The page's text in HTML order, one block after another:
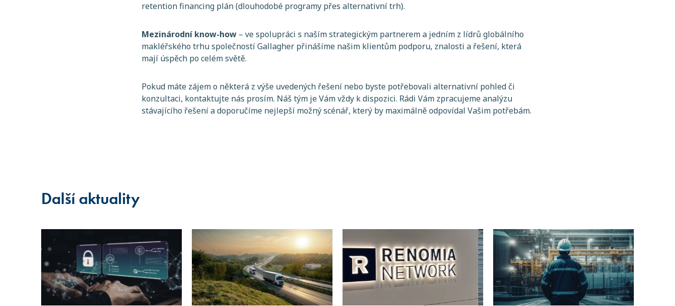
retention financing plán (dlouhodobé programy přes alternativní trh).
Mezinárodní know-how – ve spolupráci s naším strategickým partnerem a jedním z lídrů globálního
makléřského trhu společností Gallagher přinášíme našim klientům podporu, znalosti a řešení, která
mají úspěch po celém světě.
Pokud máte zájem o některá z výše uvedených řešení nebo byste potřebovali alternativní pohled či
konzultaci, kontaktujte nás prosím. Náš tým je Vám vždy k dispozici. Rádi Vám zpracujeme analýzu
stávajícího řešení a doporučíme nejlepší možný scénář, který by maximálně odpovídal Vašim potřebám.
Další aktuality